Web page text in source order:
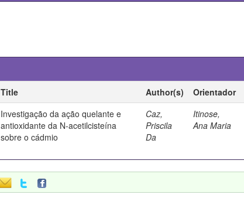
Title Author(s) Orientador
Investigação da ação quelante e
antioxidante da N-acetilcisteína
sobre o cádmio
Caz,
Priscila
Da
Itinose,
Ana Maria